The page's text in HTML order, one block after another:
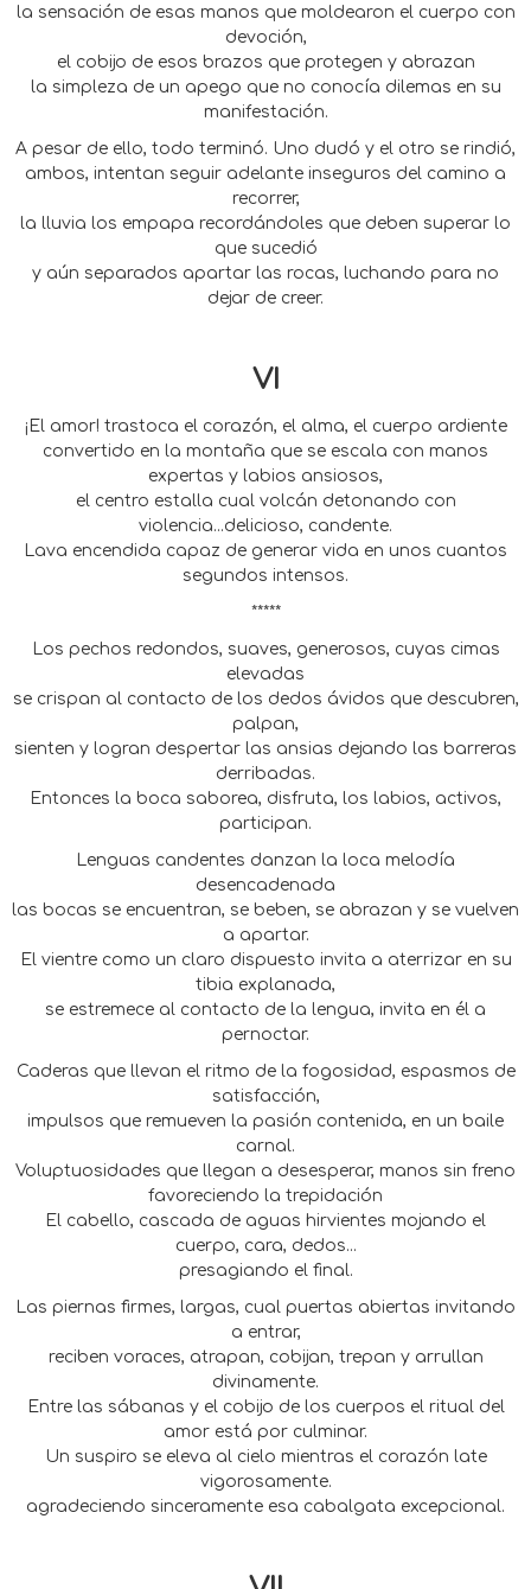
la sensación de esas manos que moldearon el cuerpo con
devoción,
el cobijo de esos brazos que protegen y abrazan
la simpleza de un apego que no conocía dilemas en su
manifestación.
A pesar de ello, todo terminó. Uno dudó y el otro se rindió,
ambos, intentan seguir adelante inseguros del camino a
recorrer,
la lluvia los empapa recordándoles que deben superar lo
que sucedió
y aún separados apartar las rocas, luchando para no
dejar de creer.
VI
¡El amor! trastoca el corazón, el alma, el cuerpo ardiente
convertido en la montaña que se escala con manos
expertas y labios ansiosos,
el centro estalla cual volcán detonando con
violencia...delicioso, candente.
Lava encendida capaz de generar vida en unos cuantos
segundos intensos.
*****
Los pechos redondos, suaves, generosos, cuyas cimas
elevadas
se crispan al contacto de los dedos ávidos que descubren,
palpan,
sienten y logran despertar las ansias dejando las barreras
derribadas.
Entonces la boca saborea, disfruta, los labios, activos,
participan.
Lenguas candentes danzan la loca melodía
desencadenada
las bocas se encuentran, se beben, se abrazan y se vuelven
a apartar.
El vientre como un claro dispuesto invita a aterrizar en su
tibia explanada,
se estremece al contacto de la lengua, invita en él a
pernoctar.
Caderas que llevan el ritmo de la fogosidad, espasmos de
satisfacción,
impulsos que remueven la pasión contenida, en un baile
carnal.
Voluptuosidades que llegan a desesperar, manos sin freno
favoreciendo la trepidación
El cabello, cascada de aguas hirvientes mojando el
cuerpo, cara, dedos...
presagiando el final.
Las piernas firmes, largas, cual puertas abiertas invitando
a entrar,
reciben voraces, atrapan, cobijan, trepan y arrullan
divinamente.
Entre las sábanas y el cobijo de los cuerpos el ritual del
amor está por culminar.
Un suspiro se eleva al cielo mientras el corazón late
vigorosamente.
agradeciendo sinceramente esa cabalgata excepcional.